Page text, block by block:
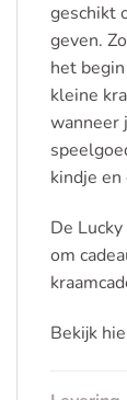
geschikt
geven.
het
kleine
wanneer
kindje
De
om
Bekijk